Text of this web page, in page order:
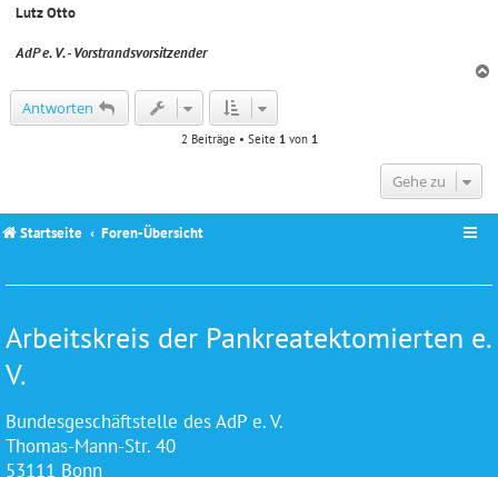
Lutz Otto
AdP e. V. - Vorstrandsvorsitzender
Antworten
2 Beiträge • Seite 1 von 1
Gehe zu
Startseite Foren-Übersicht
Arbeitskreis der Pankreatektomierten e.
V.
Bundesgeschäftstelle des AdP e. V.
Thomas-Mann-Str. 40
53111 Bonn